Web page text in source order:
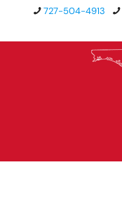
727-504-4913